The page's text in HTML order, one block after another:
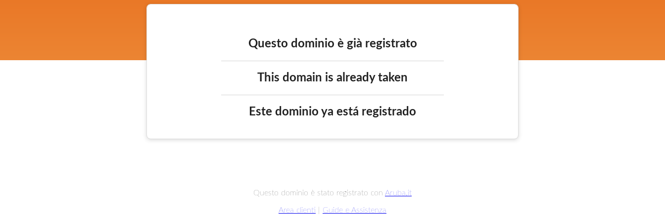
Questo dominio è già registrato
This domain is already taken
Este dominio ya está registrado
Questo dominio è stato registrato con Aruba.it
Area clienti Guide e Assistenza